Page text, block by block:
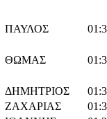
ΠΑΥΛΟΣ
ΘΩΜΑΣ
ΔΗΜΗΤΡΙΟΣ
ΖΑΧΑΡΙΑΣ